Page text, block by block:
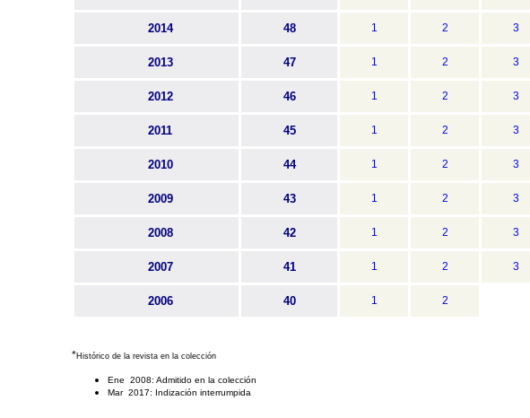
2014 48 1 2 3
2013 47 1 2 3
2012 46 1 2 3
2011 45 1 2 3
2010 44 1 2 3
2009 43 1 2 3
2008 42 1 2 3
2007 41 1 2 3
2006 40 1 2
*Histórico de la revista en la colección
Ene 2008: Admitido en la colección
Mar 2017: Indización interrumpida